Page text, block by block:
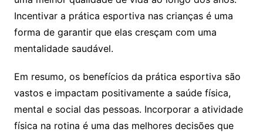
Incentivar a prática esportiva nas crianças é uma
forma de garantir que elas cresçam com uma
mentalidade saudável.
Em resumo, os benefícios da prática esportiva são
vastos e impactam positivamente a saúde física,
mental e social das pessoas. Incorporar a atividade
física na rotina é uma das melhores decisões que